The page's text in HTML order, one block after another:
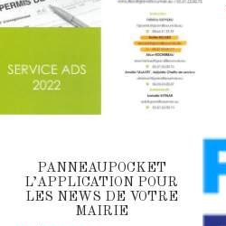
PANNEAUPOCKET
L’APPLICATION POUR
LES NEWS DE VOTRE
MAIRIE